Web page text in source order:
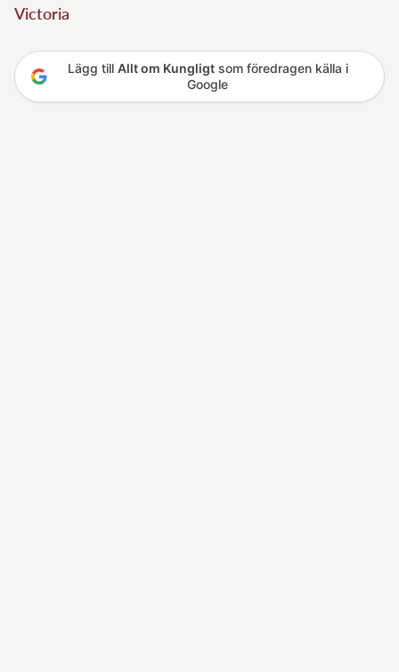
Victoria
Lägg till Allt om Kungligtsom föredragen källa i
Google